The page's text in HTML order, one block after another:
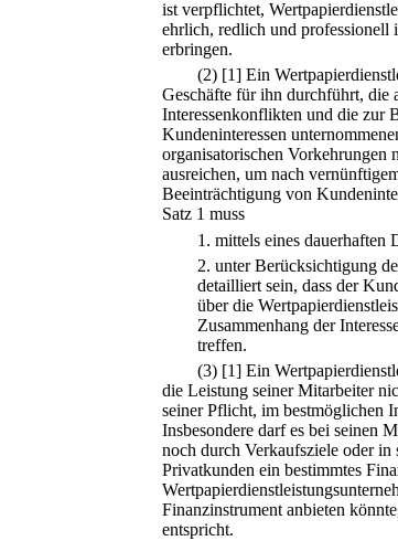
ist verpflichtet,
ehrlich, redlich und professionell
erbringen.
(2) [1] Ein
Geschäfte für ihn durchführt,
Interessenkonflikten und die zur
Kundeninteressen
organisatorischen Vorkehrungen
ausreichen, um nach
Beeinträchtigung von
Satz 1 muss
1. mittels eines dauerhaften
2. unter Berücksichtigung
detailliert sein, dass der
über die
Zusammenhang der
treffen.
(3) [1] Ein
die Leistung seiner Mitarbeiter
seiner Pflicht, im bestmöglichen
Insbesondere darf es bei seinen
noch durch Verkaufsziele oder in
Privatkunden ein bestimmtes
Finanzinstrument anbieten
entspricht.